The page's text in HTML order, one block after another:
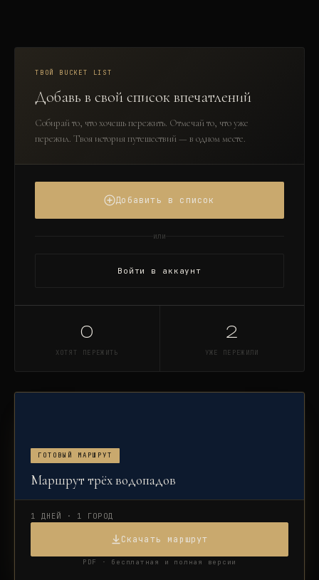
ТВОЙ BUCKET LIST
Добавь в свой список впечатлений
Собирай то, что хочешь пережить. Отмечай то, что уже
пережил. Твоя история путешествий — в одном месте.
Добавить в список
или
Войти в аккаунт
0
ХОТЯТ ПЕРЕЖИТЬ
2
УЖЕ ПЕРЕЖИЛИ
ГОТОВЫЙ МАРШРУТ
Маршрут трёх водопадов
1 ДНЕЙ · 1 ГОРОД
Скачать маршрут
PDF · бесплатная и полная версии